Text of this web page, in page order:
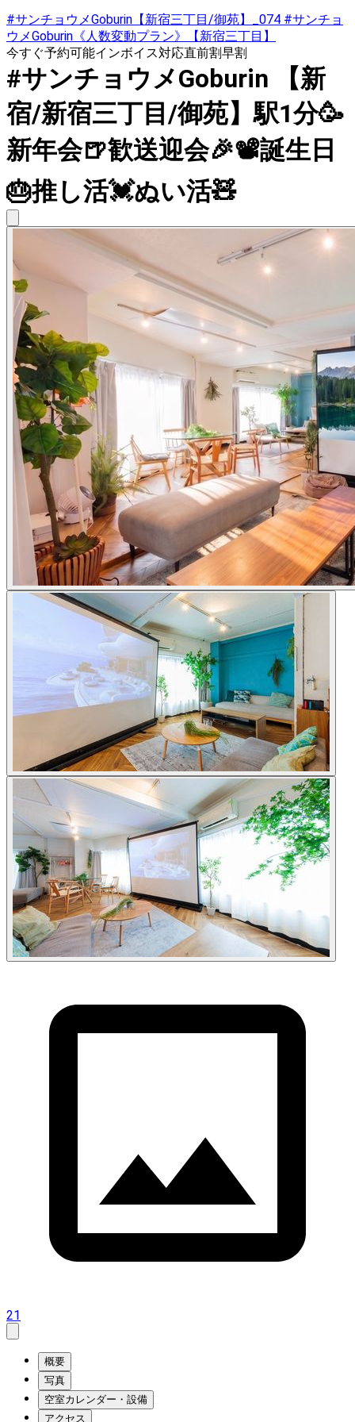
#サンチョウメGoburin【新宿三丁目/御苑】_074 #サンチョ
ウメGoburin《人数変動プラン》【新宿三丁目】
今すぐ予約可能インボイス対応直前割早割
#サンチョウメGoburin 【新
宿/新宿三丁目/御苑】駅1分🥳
新年会🍺歓送迎会🎉📽️誕生日
🎂推し活💓ぬい活🧸
21
概要
写真
空室カレンダー・設備
アクセス